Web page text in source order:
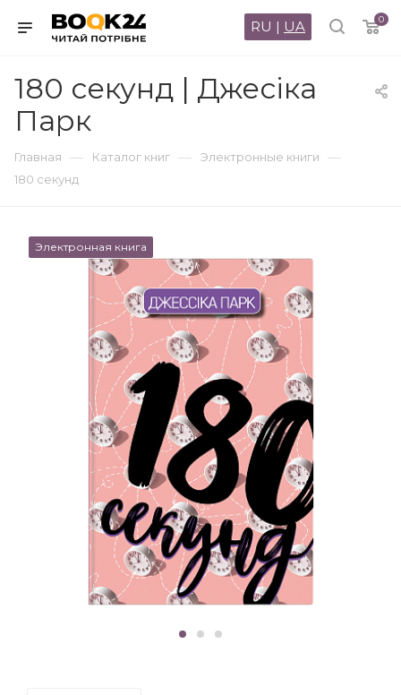
0
RU | UA
180 секунд | Джесіка
Парк
Главная — Каталог книг — Электронные книги —
180 секунд
Электронная книга